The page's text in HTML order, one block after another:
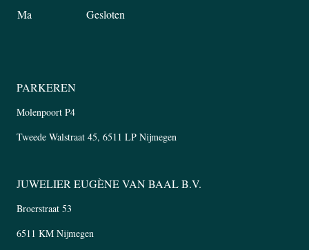
Ma
Gesloten
PARKEREN
Molenpoort P4
Tweede Walstraat 45, 6511 LP Nijmegen
JUWELIER EUGÈNE VAN BAAL B.V.
Broerstraat 53
6511 KM Nijmegen